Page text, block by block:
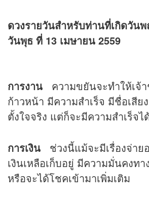
ดวงรายวันสำหรับท่านที่เกิดวัน
วันพุธ ที่ 13 เมษายน 2559
การงาน ความขยันจะทำให้เจ้
ก้าวหน้า มีความสำเร็จ มีชื่อเสีย
ตั้งใจจริง แต่ก็จะมีความสำเร็จไ
การเงิน
ช่วงนี้แม้จะมีเรื่องจ่า
เงินเหลือเก็บอยู่ มีความมั่นคงทา
หรือจะได้โชคเข้ามาเพิ่มเติม